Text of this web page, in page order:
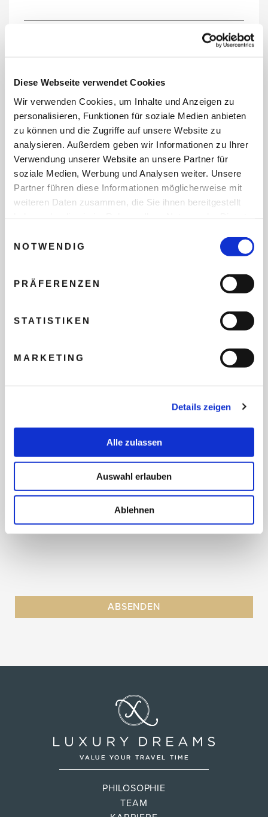
Diese Webseite verwendet Cookies
Wir verwenden Cookies, um Inhalte und Anzeigen zu
personalisieren, Funktionen für soziale Medien anbieten
zu können und die Zugriffe auf unsere Website zu
analysieren. Außerdem geben wir Informationen zu Ihrer
Verwendung unserer Website an unsere Partner für
soziale Medien, Werbung und Analysen weiter. Unsere
Partner führen diese Informationen möglicherweise mit
weiteren Daten zusammen, die Sie ihnen bereitgestellt
NOTWENDIG
PRÄFERENZEN
STATISTIKEN
MARKETING
Details zeigen
Alle zulassen
Auswahl erlauben
Ablehnen
REISEZEITRAUM
ANZAHL ERWACHSENE
TEILNEHMER
FLUG GEWÜNSCHT
PRÄFERIERTER ABFLUGHAFEN
FRAGEN UND WÜNSCHE
PHILOSOPHIE
TEAM